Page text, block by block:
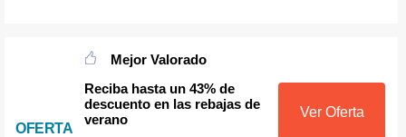
OFERTA
Mejor Valorado
Reciba hasta un 43% de
descuento en las rebajas de
verano
Ver Oferta